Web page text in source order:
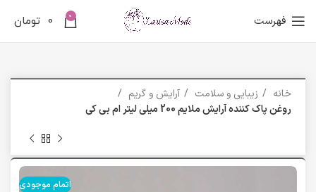
فهرست 0
0 تومان
خانه زیبایی و سلامت
آرایش و گریم
روغن پاک کننده آرایش ملایم 200 میلی لیتر ام بی کی
اتمام موجودی